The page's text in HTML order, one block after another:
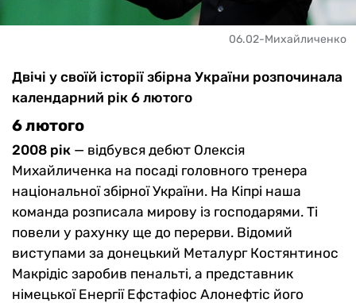
06.02-Михайличенко
Двічі у своїй історії збірна України розпочинала
календарний рік 6 лютого
6 лютого
2008 рік — відбувся дебют Олексія
Михайличенка на посаді головного тренера
національної збірної України. На Кіпрі наша
команда розписала мирову із господарями. Ті
повели у рахунку ще до перерви. Відомий
виступами за донецький Металург Костянтинос
Макрідіс заробив пенальті, а представник
німецької Енергії Ефстафіос Алонефтіс його